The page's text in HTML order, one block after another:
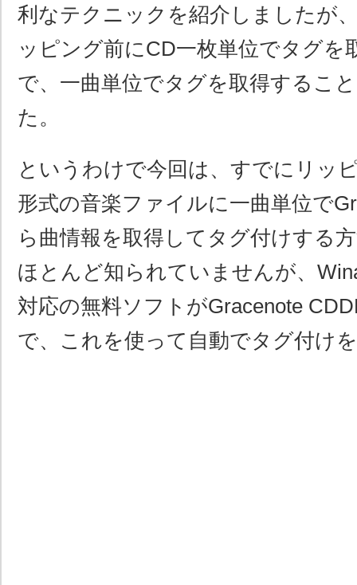
利なテクニックを紹介しましたが
ッピング前にCD一枚単位でタグを
で、一曲単位でタグを取得するこ
た。
というわけで今回は、すでにリッ
形式の音楽ファイルに一曲単位で
ら曲情報を取得してタグ付けする
ほとんど知られていませんが、
対応の無料ソフトがGracenote
で、これを使って自動でタグ付け